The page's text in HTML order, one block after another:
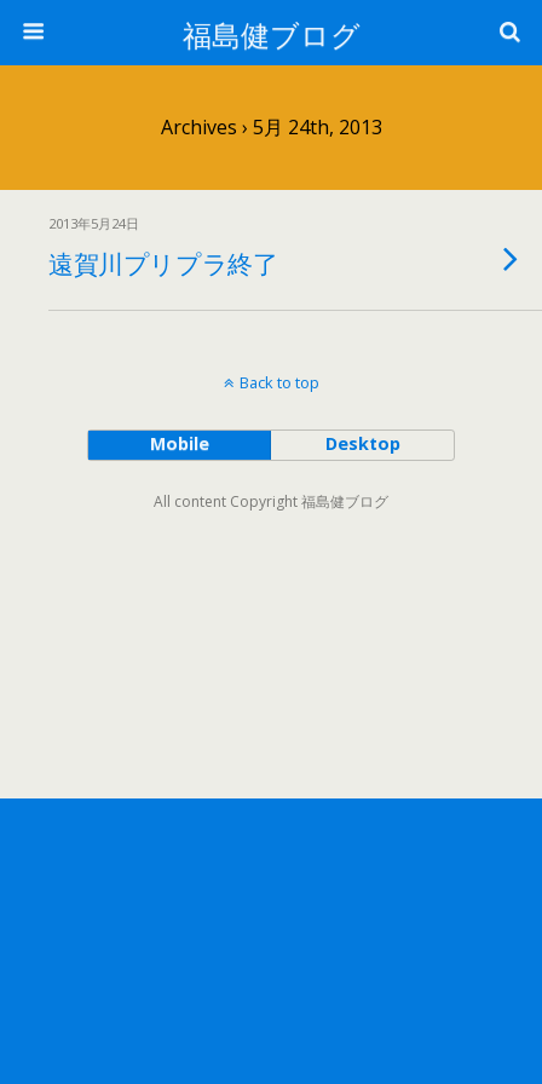
福島健ブログ
Archives › 5月 24th, 2013
2013年5月24日
遠賀川プリプラ終了
Back to top
Mobile Desktop
All content Copyright 福島健ブログ